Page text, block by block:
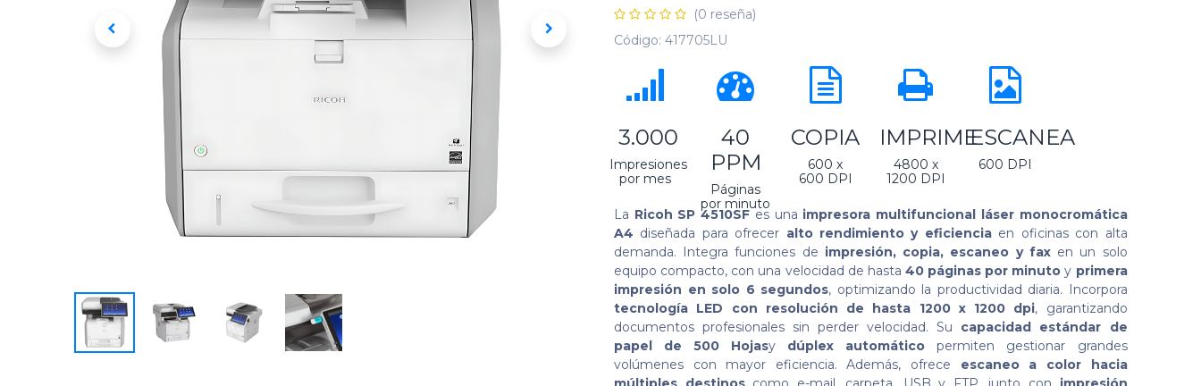
(0 reseña)
Código: 417705LU
​ 3.000
Impresiones
por mes
40
PPM
Páginas
por minuto
COPIA
600 x
600 DPI
IMPRIME
4800 x
1200 DPI
ESCANEA
600 DPI
La Ricoh SP 4510SF es una impresora multifuncional láser monocromática
A4 diseñada para ofrecer alto rendimiento y eficienciaen oficinas con alta
demanda. Integra funciones de impresión, copia, escaneo y faxen un solo
equipo compacto, con una velocidad de hasta 40 páginas por minuto y primera
impresión en solo 6 segundos, optimizando la productividad diaria. Incorpora
tecnología LED con resolución de hasta 1200 x 1200 dpi, garantizando
documentos profesionales sin perder velocidad. Su capacidad estándar de
papel de 500 Hojasy dúplex automático permiten gestionar grandes
volúmenes con mayor eficiencia. Además, ofrece escaneo a color hacia